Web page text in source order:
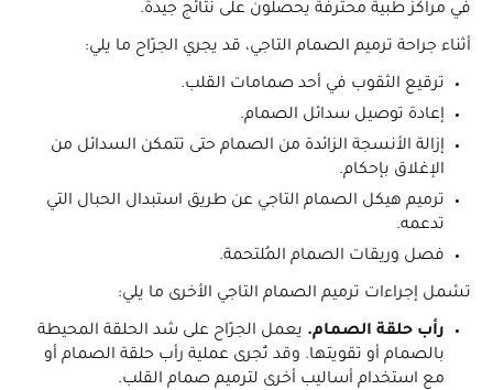
في مراكز طبية محترفة يحصلون على نتائج جيدة.
أثناء جراحة ترميم الصمام التاجي، قد يجري الجرّاح ما يلي:
ترقيع الثقوب في أحد صمامات القلب.
إعادة توصيل سدائل الصمام.
إزالة الأنسجة الزائدة من الصمام حتى تتمكن السدائل من
الإغلاق بإحكام.
ترميم هيكل الصمام التاجي عن طريق استبدال الحبال التي
تدعمه.
فصل وريقات الصمام المُلتحمة.
تشمل إجراءات ترميم الصمام التاجي الأخرى ما يلي:
رأب حلقة الصمام. يعمل الجرّاح على شد الحلقة المحيطة
بالصمام أو تقويتها. وقد تُجرى عملية رأب حلقة الصمام أو
مع استخدام أساليب أخرى لترميم صمام القلب.